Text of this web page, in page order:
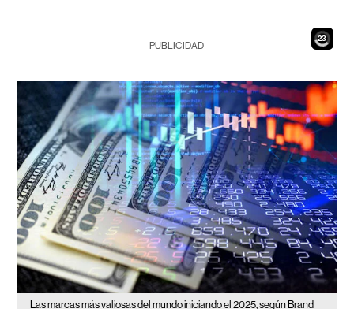
21
PUBLICIDAD
Las marcas más valiosas del mundo iniciando el 2025, según Brand